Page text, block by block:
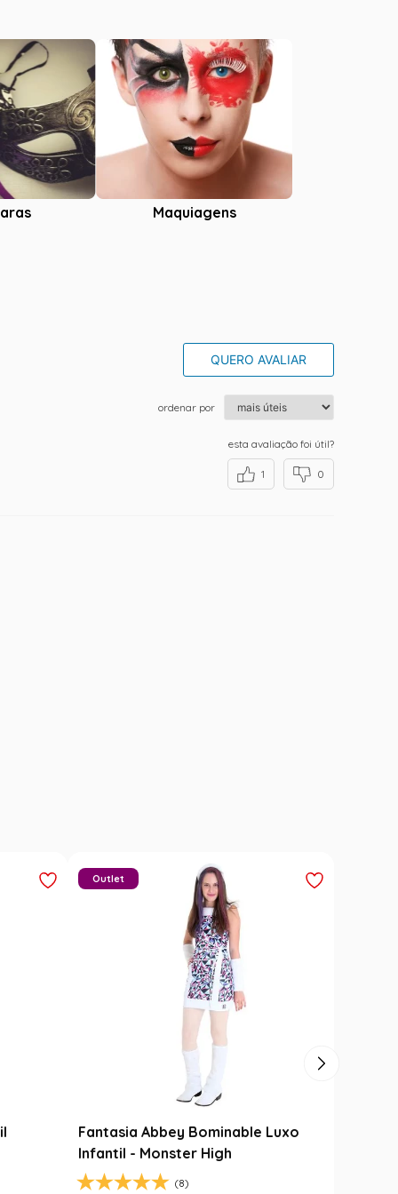
Maquiagens
QUERO AVALIAR
ordenar por
esta avaliação foi útil?
1 0
Saia Festa Junina Infantil Branca
Noivinha com Fitas Coloridas
R$ 78,90
R$ 49 ,99
1 R$ 49,99